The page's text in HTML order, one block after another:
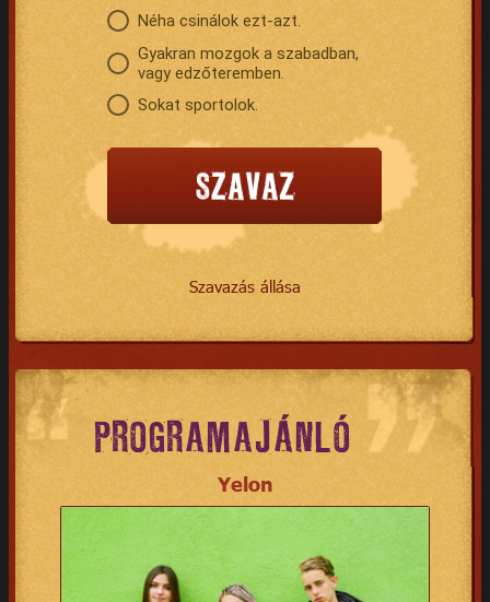
Néha csinálok ezt-azt.
Gyakran mozgok a szabadban,
vagy edzőteremben.
Sokat sportolok.
Szavazás állása
PROGRAMAJÁNLÓ
Yelon